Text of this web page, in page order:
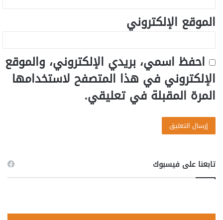
الموقع الإلكتروني
احفظ اسمي، بريدي الإلكتروني، والموقع
الإلكتروني في هذا المتصفح لاستخدامها
المرة المقبلة في تعليقي.
تابعنا على فيسبوك